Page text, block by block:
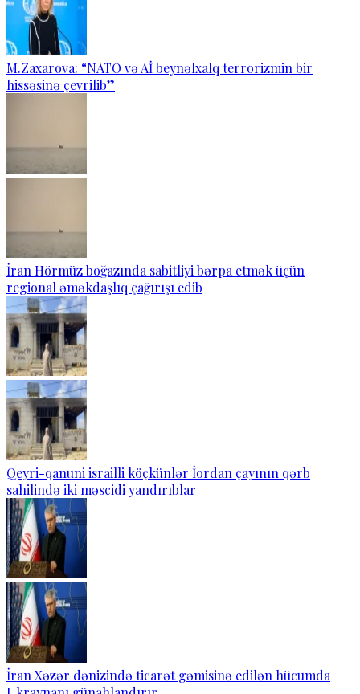
M.Zaxarova: “NATO və Aİ beynəlxalq terrorizmin bir
hissəsinə çevrilib”
İran Hörmüz boğazında sabitliyi bərpa etmək üçün
regional əməkdaşlıq çağırışı edib
Qeyri-qanuni israilli köçkünlər İordan çayının qərb
sahilində iki məscidi yandırıblar
İran Xəzər dənizində ticarət gəmisinə edilən hücumda